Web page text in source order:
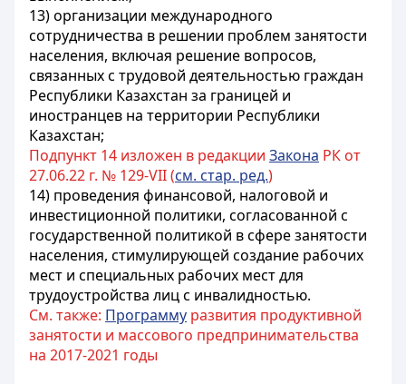
13) организации международного
сотрудничества в решении проблем занятости
населения, включая решение вопросов,
связанных с трудовой деятельностью граждан
Республики Казахстан за границей и
иностранцев на территории Республики
Казахстан;
Подпункт 14 изложен в редакции Закона РК от
27.06.22 г. № 129-VII (см. стар. ред.)
14) проведения финансовой, налоговой и
инвестиционной политики, согласованной с
государственной политикой в сфере занятости
населения, стимулирующей создание рабочих
мест и специальных рабочих мест для
трудоустройства лиц с инвалидностью.
См. также: Программу развития продуктивной
занятости и массового предпринимательства
на 2017-2021 годы